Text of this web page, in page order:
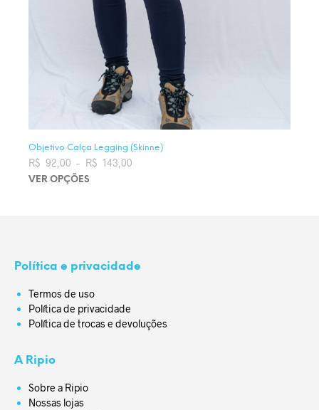
Objetivo Calça Legging (Skinne)
R$ 92,00 – R$ 143,00Faixa de preço: R$ 92,00 através
R$ 143,00
VER OPÇÕES
Política e privacidade
Termos de uso
Política de privacidade
Política de trocas e devoluções
A Ripio
Sobre a Ripio
Nossas lojas